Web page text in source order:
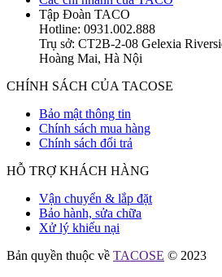
Tập Đoàn TACO
Hotline: 0931.002.888
Trụ sở: CT2B-2-08 Gelexia
Hoàng Mai, Hà Nội
CHÍNH SÁCH CỦA TACOSE
Bảo mật thông tin
Chính sách mua hàng
Chính sách đổi trả
HỖ TRỢ KHÁCH HÀNG
Vận chuyển & lắp đặt
Bảo hành, sửa chữa
Xử lý khiếu nại
Bản quyền thuộc về TACOSE © 2023